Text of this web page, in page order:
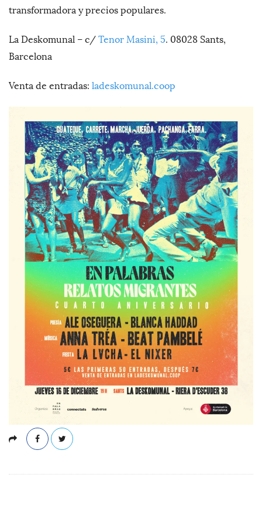
transformadora y precios populares.
La Deskomunal – c/ Tenor Masini, 5. 08028 Sants,
Barcelona
Venta de entradas: ladeskomunal.coop